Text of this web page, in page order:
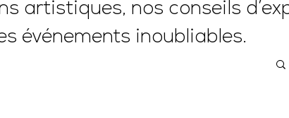
artistiques, nos conseils
événements inoubliables.